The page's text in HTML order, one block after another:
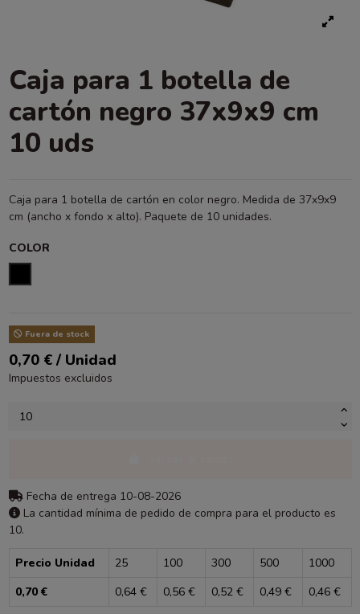
Caja para 1 botella de
cartón negro 37x9x9 cm
10 uds
Caja para 1 botella de cartón en color negro. Medida de 37x9x9
cm (ancho x fondo x alto). Paquete de 10 unidades.
COLOR
Fuera de stock
0,70 € / Unidad
Impuestos excluidos
Fecha de entrega 10-08-2026
La cantidad mínima de pedido de compra para el producto es
10.
Precio Unidad 25 100 300 500
1000
0,70 €
0,64 € 0,56 € 0,52 € 0,49 € 0,46 €